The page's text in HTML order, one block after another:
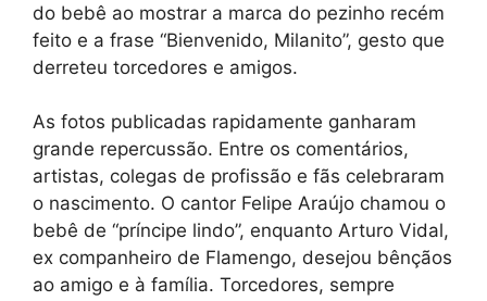
do bebê ao mostrar a marca do pezinho recém
feito e a frase “Bienvenido, Milanito”, gesto que
derreteu torcedores e amigos.
As fotos publicadas rapidamente ganharam
grande repercussão. Entre os comentários,
artistas, colegas de profissão e fãs celebraram
o nascimento. O cantor Felipe Araújo chamou o
bebê de “príncipe lindo”, enquanto Arturo Vidal,
ex companheiro de Flamengo, desejou bênçãos
ao amigo e à família. Torcedores, sempre